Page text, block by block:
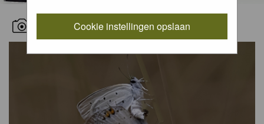
Cookie instellingen opslaan
RECENT NATURE PICTURES